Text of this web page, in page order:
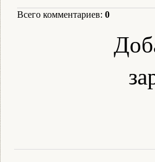
Всего комментариев: 0